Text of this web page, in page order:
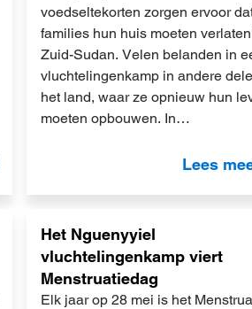
voedseltekorten zorgen ervoor
families hun huis moeten
Zuid-Sudan. Velen belanden in
vluchtelingenkamp in andere
het land, waar ze opnieuw hun
moeten opbouwen. In…
Lees
Het Nguenyyiel
vluchtelingenkamp viert
Menstruatiedag
Elk jaar op 28 mei is het
meer